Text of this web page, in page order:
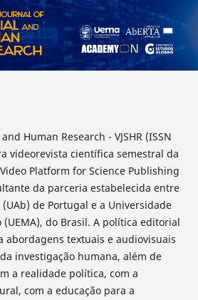
Human Research - VJSHR (ISSN
videorevista científica semestral da
Platform for Science Publishing
da parceria estabelecida entre
de Portugal e a Universidade
do Brasil. A política editorial
abordagens textuais e audiovisuais
investigação humana, além de
a realidade política, com a
com a educação para a